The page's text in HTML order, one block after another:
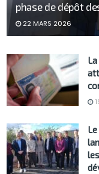
phase de dépôt
22 MARS 2026